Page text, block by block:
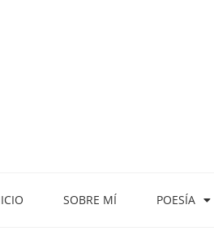
SOBRE MÍ POESÍA